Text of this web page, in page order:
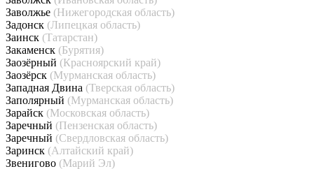
Заволжье (Нижегородская область)
Задонск (Липецкая область)
Заинск (Татарстан)
Закаменск (Бурятия)
Заозёрный (Красноярский край)
Заозёрск (Мурманская область)
Западная Двина (Тверская область)
Заполярный (Мурманская область)
Зарайск (Московская область)
Заречный (Пензенская область)
Заречный (Свердловская область)
Заринск (Алтайский край)
Звенигово (Марий Эл)